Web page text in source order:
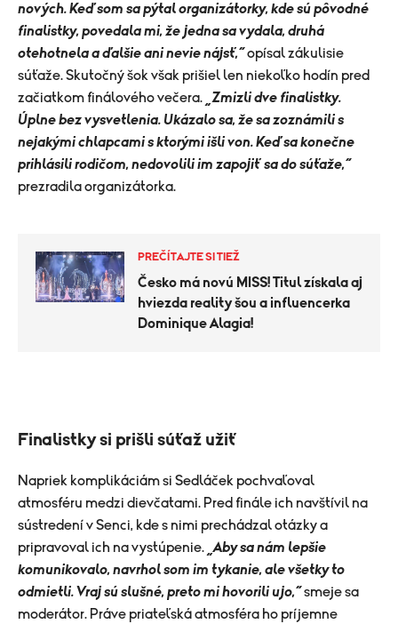
nových. Keď som sa pýtal organizátorky, kde sú pôvodné
finalistky, povedala mi, že jedna sa vydala, druhá
otehotnela a ďalšie ani nevie nájsť,“opísal zákulisie
súťaže. Skutočný šok však prišiel len niekoľko hodín pred
začiatkom finálového večera.
„Zmizli dve finalistky.
Úplne bez vysvetlenia. Ukázalo sa, že sa zoznámili s
nejakými chlapcami s ktorými išli von. Keď sa konečne
prihlásili rodičom, nedovolili im zapojiť sa do súťaže,“
prezradila organizátorka.
PREČÍTAJTE SI TIEŽ
Česko má novú MISS! Titul získala aj
hviezda reality šou a influencerka
Dominique Alagia!
Finalistky si prišli súťaž užiť
Napriek komplikáciám si Sedláček pochvaľoval
atmosféru medzi dievčatami. Pred finále ich navštívil na
sústredení v Senci, kde s nimi prechádzal otázky a
pripravoval ich na vystúpenie. „Aby sa nám lepšie
komunikovalo, navrhol som im tykanie, ale všetky to
odmietli. Vraj sú slušné, preto mi hovorili ujo,“smeje sa
moderátor. Práve priateľská atmosféra ho príjemne